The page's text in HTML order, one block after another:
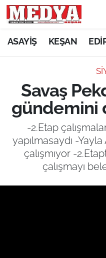
ASAYİŞ KEŞAN
Savaş
gündemini
-2.Etap
yapılmasaydı -Yayla
çalışmıyor -
çalışmayı
KEŞAN
ASAYİŞ
SİYASET
GÜNDEM
EKONOMİ